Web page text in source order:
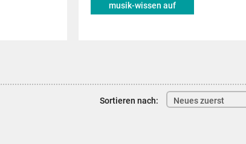
musik-wissen auf
Sortieren nach: Neues zuerst